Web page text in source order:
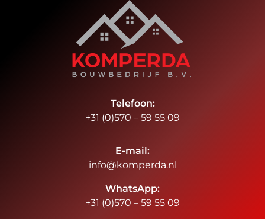
Telefoon:
+31 (0)570 – 59 55 09
E-mail:
info@komperda.nl
WhatsApp:
+31 (0)570 – 59 55 09